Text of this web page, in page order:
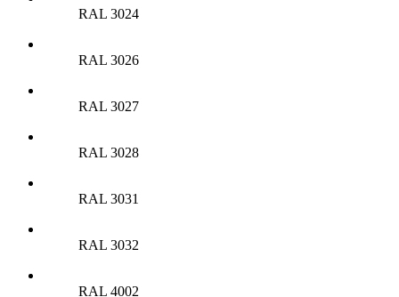
RAL 3024
RAL 3026
RAL 3027
RAL 3028
RAL 3031
RAL 3032
RAL 4002